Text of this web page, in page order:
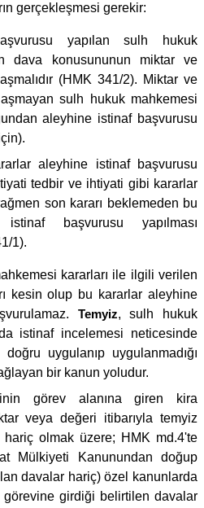
gerçekleşmesi gerekir:
yapılan sulh hukuk
dava konusununun miktar ve
(HMK 341/2). Miktar ve
sulh hukuk mahkemesi
aleyhine istinaf başvurusu
aleyhine istinaf başvurusu
tedbir ve ihtiyati gibi kararlar
son kararı beklemeden bu
başvurusu yapılması
1).
kararları ile ilgili verilen
kesin olup bu kararlar aleyhine
Temyiz, sulh hukuk
istinaf incelemesi neticesinde
uygulanıp uygulanmadığı
bir kanun yoludur.
görev alanına giren kira
veya değeri itibarıyla temyiz
olmak üzere; HMK md.4'te
Mülkiyeti Kanunundan doğup
davalar hariç) özel kanunlarda
girdiği belirtilen davalar